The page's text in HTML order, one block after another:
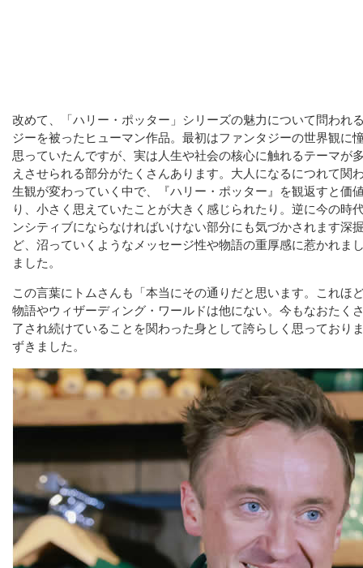
改めて、「ハリー・ポッター」シリーズの魅力について問われ
ジーを被ったヒューマン作品。最初はファンタジーの世界観に
思っていたんですが、実は人生や社会の核心に触れるテーマが
えさせられる部分がたくさんあります。大人になるにつれて関
生観が変わっていく中で、『ハリー・ポッター』を観返すと価
り、小さく思えていたことが大きく感じられたり。逆に今の時
ンシティブにならなければいけない部分にも気づかされます深
ど、沼っていくようなメッセージ性や物語の重厚感に惹かれま
ました。
この言葉にトムさんも「本当にその通りだと思います。これほ
物語やウィザーディング・ワールドは他にない。今もなおたく
了され続けていることを関わった身として誇らしく思っており
ずきました。